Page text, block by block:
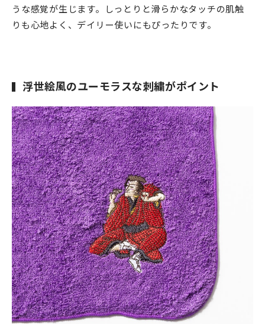
うな感覚が生じます。しっとりと滑らかなタッチの肌触
りも心地よく、デイリー使いにもぴったりです。
浮世絵風のユーモラスな刺繍がポイント